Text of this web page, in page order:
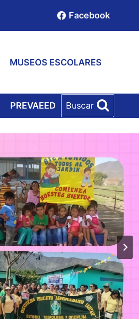
Facebook
MUSEOS ESCOLARES
PREVAEED Buscar